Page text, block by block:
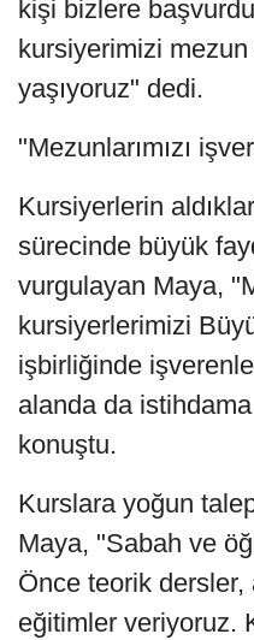
kişi bizlere
kursiyerimizi
yaşıyoruz" dedi.
"Mezunlarımızı
Kursiyerlerin
sürecinde büyük
vurgulayan Maya,
kursiyerlerimizi
işbirliğinde
alanda da
konuştu.
Kurslara yoğun
Maya, "Sabah ve
Önce teorik dersler,
eğitimler veriyoruz.